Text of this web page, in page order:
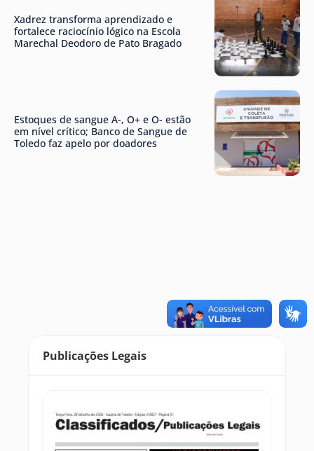
Xadrez transforma aprendizado e
fortalece raciocínio lógico na Escola
Marechal Deodoro de Pato Bragado
Estoques de sangue A-, O+ e O- estão
em nível crítico; Banco de Sangue de
Toledo faz apelo por doadores
Publicações Legais